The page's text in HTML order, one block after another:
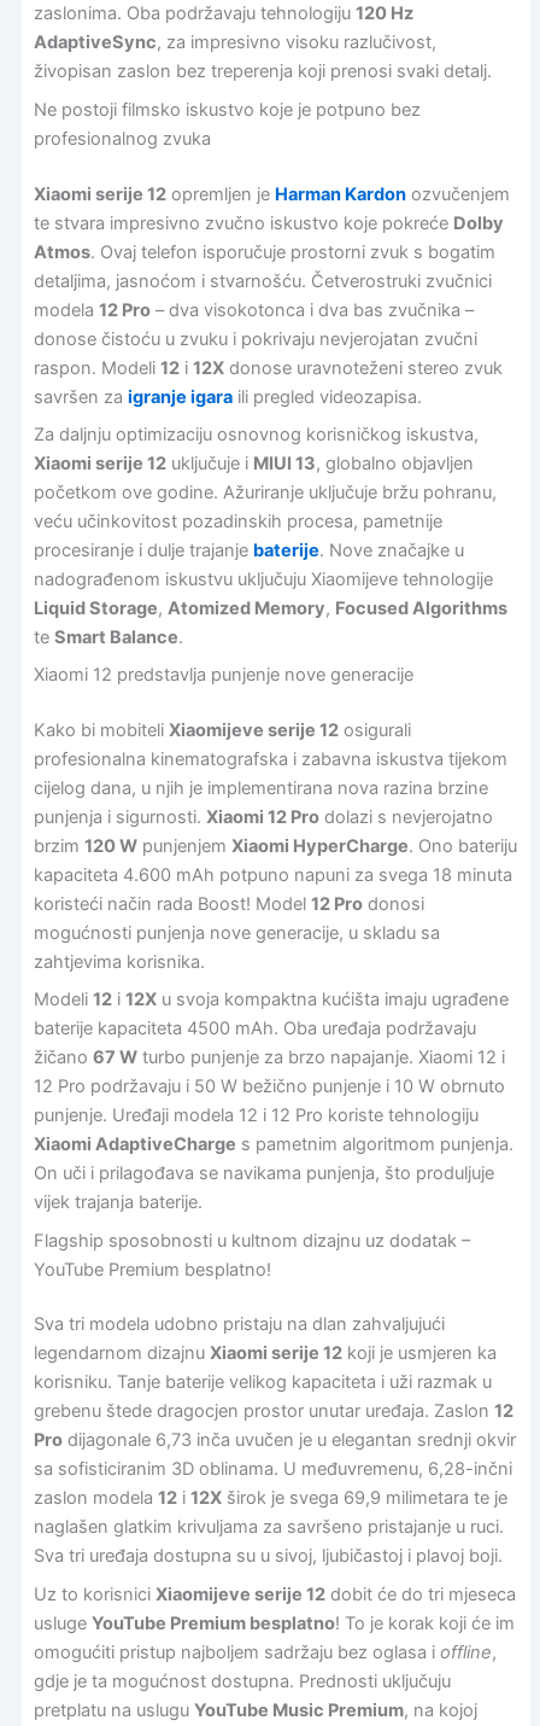
zaslonima. Oba podržavaju tehnologiju 120 Hz
AdaptiveSync, za impresivno visoku razlučivost,
živopisan zaslon bez treperenja koji prenosi svaki detalj.
Ne postoji filmsko iskustvo koje je potpuno bez
profesionalnog zvuka
Xiaomi serije 12opremljen je Harman Kardonozvučenjem
te stvara impresivno zvučno iskustvo koje pokreće Dolby
Atmos. Ovaj telefon isporučuje prostorni zvuk s bogatim
detaljima, jasnoćom i stvarnošću. Četverostruki zvučnici
modela 12 Pro– dva visokotonca i dva bas zvučnika –
donose čistoću u zvuku i pokrivaju nevjerojatan zvučni
raspon. Modeli 12i 12Xdonose uravnoteženi stereo zvuk
savršen za igranje igaraili pregled videozapisa.
Za daljnju optimizaciju osnovnog korisničkog iskustva,
Xiaomi serije 12uključuje i MIUI 13, globalno objavljen
početkom ove godine. Ažuriranje uključuje bržu pohranu,
veću učinkovitost pozadinskih procesa, pametnije
procesiranje i dulje trajanje baterije. Nove značajke u
nadograđenom iskustvu uključuju Xiaomijeve tehnologije
Liquid Storage, Atomized Memory, Focused Algorithms
te Smart Balance.
Xiaomi 12 predstavlja punjenje nove generacije
Kako bi mobiteli Xiaomijeve serije 12osigurali
profesionalna kinematografska i zabavna iskustva tijekom
cijelog dana, u njih je implementirana nova razina brzine
punjenja i sigurnosti. Xiaomi 12 Prodolazi s nevjerojatno
brzim 120 Wpunjenjem Xiaomi HyperCharge. Ono bateriju
kapaciteta 4.600 mAh potpuno napuni za svega 18 minuta
koristeći način rada Boost! Model 12 Prodonosi
mogućnosti punjenja nove generacije, u skladu sa
zahtjevima korisnika.
Modeli 12i 12Xu svoja kompaktna kućišta imaju ugrađene
baterije kapaciteta 4500 mAh. Oba uređaja podržavaju
žičano 67 Wturbo punjenje za brzo napajanje. Xiaomi 12 i
12 Pro podržavaju i 50 W bežično punjenje i 10 W obrnuto
punjenje. Uređaji modela 12 i 12 Pro koriste tehnologiju
Xiaomi AdaptiveCharge s pametnim algoritmom punjenja.
On uči i prilagođava se navikama punjenja, što produljuje
vijek trajanja baterije.
Flagship sposobnosti u kultnom dizajnu uz dodatak –
YouTube Premium besplatno!
Sva tri modela udobno pristaju na dlan zahvaljujući
legendarnom dizajnu Xiaomi serije 12koji je usmjeren ka
korisniku. Tanje baterije velikog kapaciteta i uži razmak u
grebenu štede dragocjen prostor unutar uređaja. Zaslon 12
Prodijagonale 6,73 inča uvučen je u elegantan srednji okvir
sa sofisticiranim 3D oblinama. U međuvremenu, 6,28-inčni
zaslon modela 12i 12Xširok je svega 69,9 milimetara te je
naglašen glatkim krivuljama za savršeno pristajanje u ruci.
Sva tri uređaja dostupna su u sivoj, ljubičastoj i plavoj boji.
Uz to korisnici Xiaomijeve serije 12dobit će do tri mjeseca
usluge YouTube Premium besplatno! To je korak koji će im
omogućiti pristup najboljem sadržaju bez oglasa i offline,
gdje je ta mogućnost dostupna. Prednosti uključuju
pretplatu na uslugu YouTube Music Premium, na kojoj